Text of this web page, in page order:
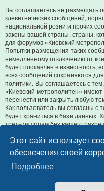
Этот сайт использует
обеспечения своей
Подробнее
Вы соглашаетесь не размещать
клеветнических сообщений,
национальной розни и прочих
законы вашей страны, страны,
для форумов «Киевский
Попытки размещения таких
немедленному отключению от
будет поставлен в известность,
всех сообщений сохраняются
политики. Вы соглашаетесь с
«Киевский метрополитен» имеют
перенести или закрыть любую
Как пользователь вы согласны
будет храниться в базе данных.
третьим лицам без вашего
«Киевский метрополитен», ни
за действия хакеров, которые
доступу к ней.